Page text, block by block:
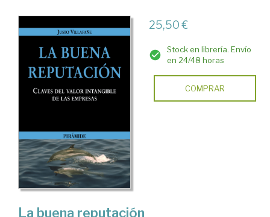
25,50 €
Stock en librería. Envío
en 24/48 horas
COMPRAR
La buena reputación